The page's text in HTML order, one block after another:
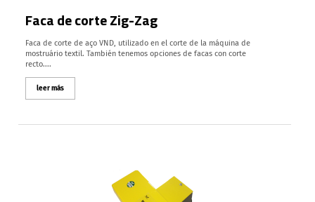
Faca de corte Zig-Zag
Faca de corte de aço VND, utilizado en el corte de la máquina de
mostruário textil. También tenemos opciones de facas con corte
recto....
leer más